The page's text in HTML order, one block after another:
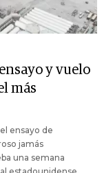
y vuelo
más
ensayo de
jamás
una semana